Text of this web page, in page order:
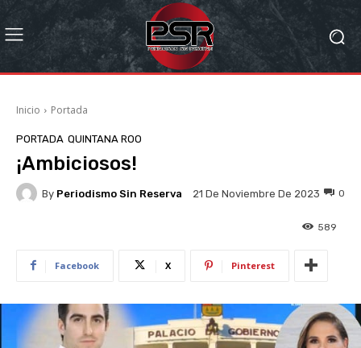
Inicio Portada
PORTADA QUINTANA ROO
¡Ambiciosos!
By Periodismo Sin Reserva 21 De Noviembre De 2023 0
589
Facebook X Pinterest